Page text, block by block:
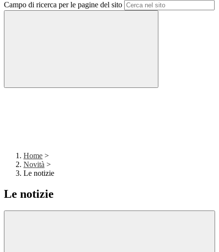
Campo di ricerca per le pagine del sito
Home >
Novità >
Le notizie
Le notizie